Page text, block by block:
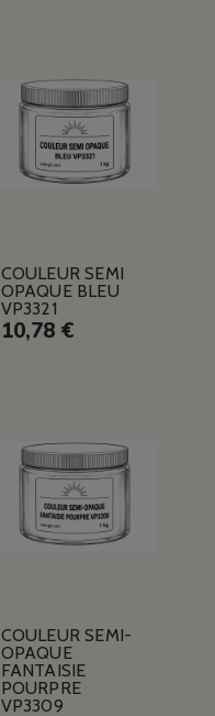
COULEUR SEMI
OPAQUE BLEU
VP3321
10,78 €
COULEUR SEMI-
OPAQUE
FANTAISIE
POURPRE
VP3309